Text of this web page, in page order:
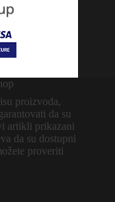
proizvoda,
da su
artikli prikazani
da su dostupni
proveriti